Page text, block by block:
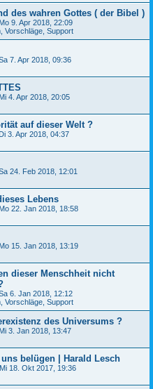
des wahren Gottes ( der Bibel )
Mo 9. Apr 2018, 22:09
Vorschläge, Support
7. Apr 2018, 09:36
Mi 4. Apr 2018, 20:05
auf dieser Welt ?
Di 3. Apr 2018, 04:37
24. Feb 2018, 12:01
Lebens
Mo 22. Jan 2018, 18:58
Mo 15. Jan 2018, 13:19
dieser Menschheit nicht
6. Jan 2018, 12:12
Vorschläge, Support
des Universums ?
Mi 3. Jan 2018, 13:47
belügen | Harald Lesch
Mi 18. Okt 2017, 19:36